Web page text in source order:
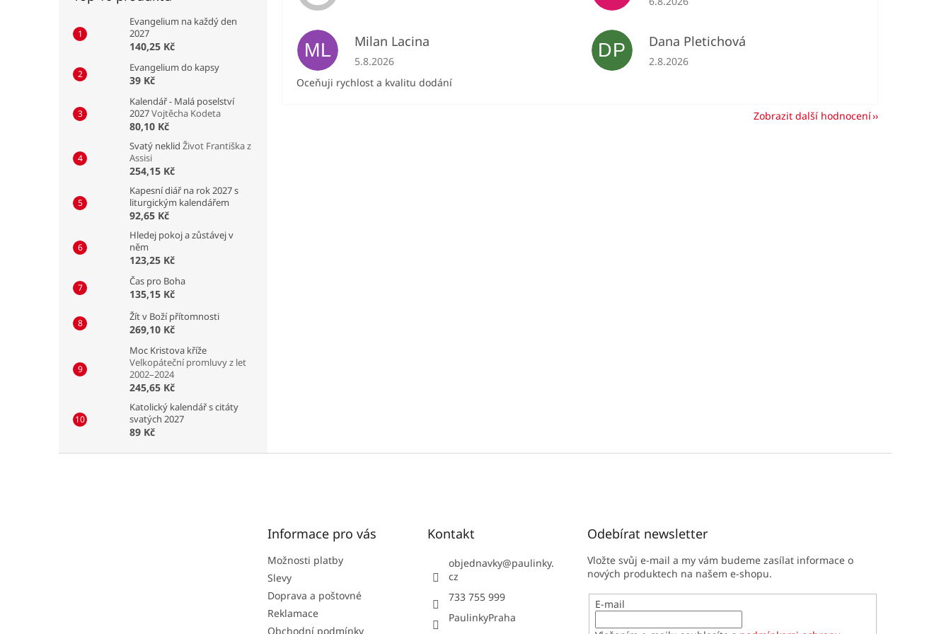
Evangelium na každý den
2027
140,25 Kč
Evangelium do kapsy
39 Kč
Kalendář - Malá poselství
2027Vojtěcha Kodeta
80,10 Kč
Svatý neklid Život Františka z
Assisi
254,15 Kč
Kapesní diář na rok 2027 s
liturgickým kalendářem
92,65 Kč
Hledej pokoj a zůstávej v
něm
123,25 Kč
Čas pro Boha
135,15 Kč
Žít v Boží přítomnosti
269,10 Kč
Moc Kristova kříže
Velkopáteční promluvy z let
2002–2024
245,65 Kč
Katolický kalendář s citáty
svatých 2027
89 Kč
ML Milan Lacina
Hodnocení obchodu je 5 z 5 hvězdiček.
5.8.2026
Oceňuji rychlost a kvalitu dodání
DP Dana Pletichová
Hodnocení obchodu je 5 z 5 hvězdiček.
2.8.2026
Zobrazit další hodnocení
Informace pro vás
Možnosti platby
Slevy
Doprava a poštovné
Reklamace
Obchodní podmínky
Kontakt
objednavky@paulinky.
cz
733 755 999
PaulinkyPraha
Odebírat newsletter
Vložte svůj e-mail a my vám budeme zasílat informace o
nových produktech na našem e-shopu.
E-mail